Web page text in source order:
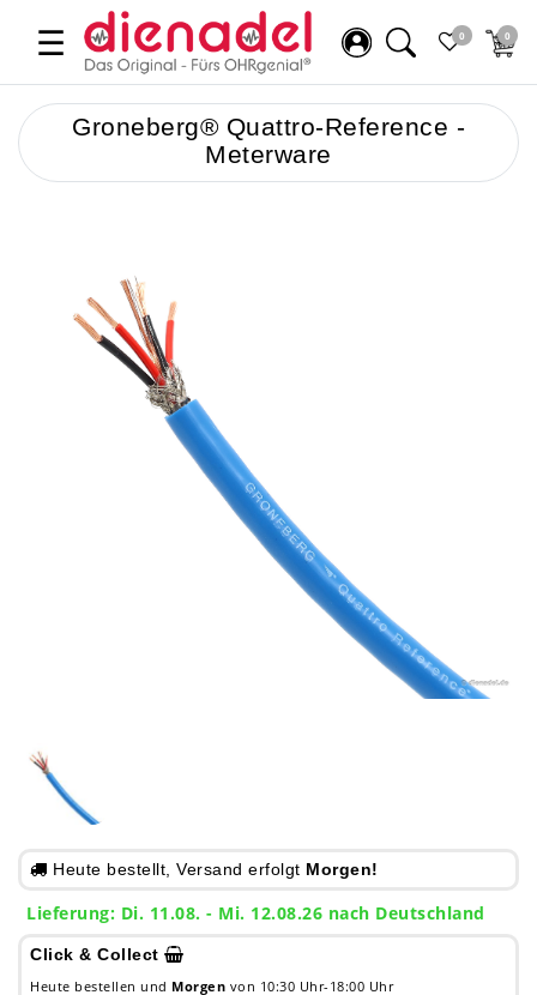
☰ 0 0
Groneberg® Quattro-Reference -
Meterware
Heute bestellt, Versand erfolgt Morgen!
Lieferung: Di. 11.08. - Mi. 12.08.26 nach Deutschland
Click & Collect
Heute bestellen und Morgen von 10:30 Uhr-18:00 Uhr